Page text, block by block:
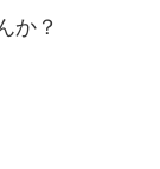
か？